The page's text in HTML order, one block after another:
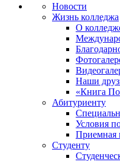
Новости
Жизнь колледжа
О
Наши
«Книга
Абитуриенту
Условия
Приемная
Студенту